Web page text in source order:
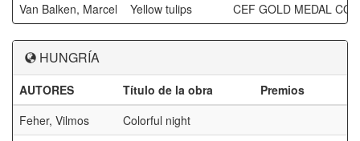
Van Balken, Marcel Yellow tulips CEF GOLD MEDAL
HUNGRÍA
AUTORES Título de la obra
Premios
Feher, Vilmos
Colorful night